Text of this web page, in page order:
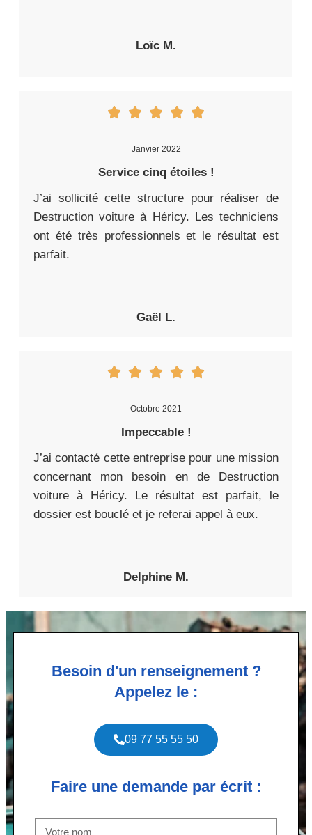
Loïc M.
Janvier 2022
Service cinq étoiles !
J’ai sollicité cette structure pour réaliser de
Destruction voiture à Héricy. Les techniciens
ont été très professionnels et le résultat est
parfait.
Gaël L.
Octobre 2021
Impeccable !
J’ai contacté cette entreprise pour une mission
concernant mon besoin en de Destruction
voiture à Héricy. Le résultat est parfait, le
dossier est bouclé et je referai appel à eux.
Delphine M.
Besoin d'un renseignement ?
Appelez le :
09 77 55 55 50
Faire une demande par écrit :